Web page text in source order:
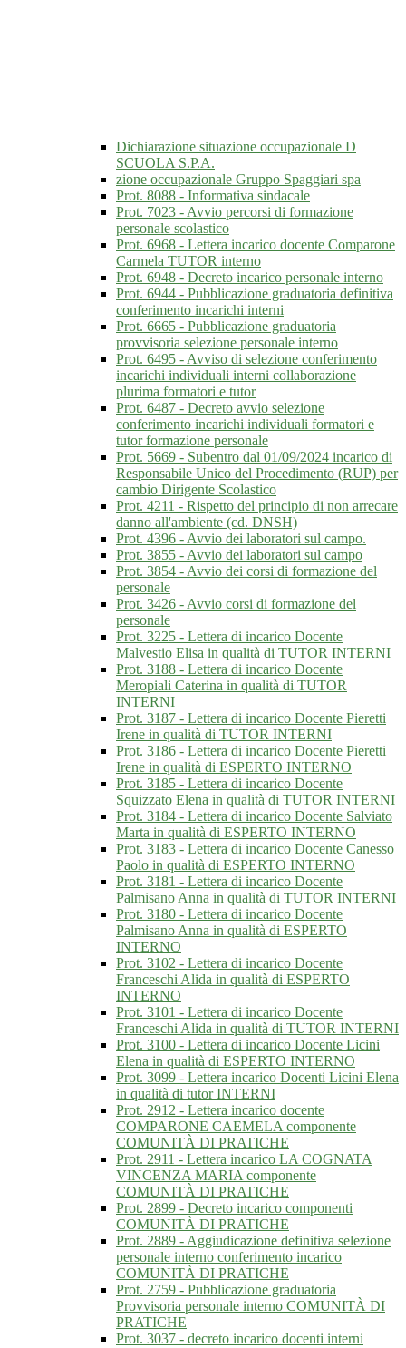
Dichiarazione situazione occupazionale D
SCUOLA S.P.A.
zione occupazionale Gruppo Spaggiari spa
Prot. 8088 - Informativa sindacale
Prot. 7023 - Avvio percorsi di formazione
personale scolastico
Prot. 6968 - Lettera incarico docente Comparone
Carmela TUTOR interno
Prot. 6948 - Decreto incarico personale interno
Prot. 6944 - Pubblicazione graduatoria definitiva
conferimento incarichi interni
Prot. 6665 - Pubblicazione graduatoria
provvisoria selezione personale interno
Prot. 6495 - Avviso di selezione conferimento
incarichi individuali interni collaborazione
plurima formatori e tutor
Prot. 6487 - Decreto avvio selezione
conferimento incarichi individuali formatori e
tutor formazione personale
Prot. 5669 - Subentro dal 01/09/2024 incarico di
Responsabile Unico del Procedimento (RUP) per
cambio Dirigente Scolastico
Prot. 4211 - Rispetto del principio di non arrecare
danno all'ambiente (cd. DNSH)
Prot. 4396 - Avvio dei laboratori sul campo.
Prot. 3855 - Avvio dei laboratori sul campo
Prot. 3854 - Avvio dei corsi di formazione del
personale
Prot. 3426 - Avvio corsi di formazione del
personale
Prot. 3225 - Lettera di incarico Docente
Malvestio Elisa in qualità di TUTOR INTERNI
Prot. 3188 - Lettera di incarico Docente
Meropiali Caterina in qualità di TUTOR
INTERNI
Prot. 3187 - Lettera di incarico Docente Pieretti
Irene in qualità di TUTOR INTERNI
Prot. 3186 - Lettera di incarico Docente Pieretti
Irene in qualità di ESPERTO INTERNO
Prot. 3185 - Lettera di incarico Docente
Squizzato Elena in qualità di TUTOR INTERNI
Prot. 3184 - Lettera di incarico Docente Salviato
Marta in qualità di ESPERTO INTERNO
Prot. 3183 - Lettera di incarico Docente Canesso
Paolo in qualità di ESPERTO INTERNO
Prot. 3181 - Lettera di incarico Docente
Palmisano Anna in qualità di TUTOR INTERNI
Prot. 3180 - Lettera di incarico Docente
Palmisano Anna in qualità di ESPERTO
INTERNO
Prot. 3102 - Lettera di incarico Docente
Franceschi Alida in qualità di ESPERTO
INTERNO
Prot. 3101 - Lettera di incarico Docente
Franceschi Alida in qualità di TUTOR INTERNI
Prot. 3100 - Lettera di incarico Docente Licini
Elena in qualità di ESPERTO INTERNO
Prot. 3099 - Lettera incarico Docenti Licini Elena
in qualità di tutor INTERNI
Prot. 2912 - Lettera incarico docente
COMPARONE CAEMELA componente
COMUNITÀ DI PRATICHE
Prot. 2911 - Lettera incarico LA COGNATA
VINCENZA MARIA componente
COMUNITÀ DI PRATICHE
Prot. 2899 - Decreto incarico componenti
COMUNITÀ DI PRATICHE
Prot. 2889 - Aggiudicazione definitiva selezione
personale interno conferimento incarico
COMUNITÀ DI PRATICHE
Prot. 2759 - Pubblicazione graduatoria
Provvisoria personale interno COMUNITÀ DI
PRATICHE
Prot. 3037 - decreto incarico docenti interni